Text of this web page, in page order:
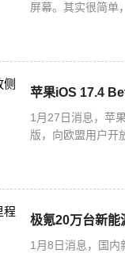
屏幕。其实很简单
苹果iOS 17.4
1月27日消息，苹
版，向欧盟用户开
极氪20万台新能
1月8日消息，国内